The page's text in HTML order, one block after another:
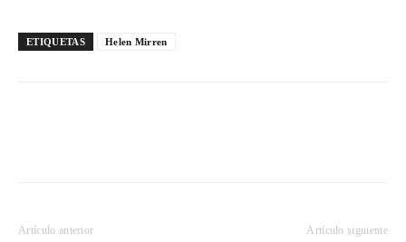
ETIQUETAS Helen Mirren
Artículo anterior Artículo siguiente